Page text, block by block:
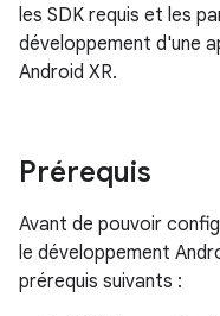
les SDK requis et les
développement d'une
Android XR.
Prérequis
Avant de pouvoir
le développement
prérequis suivants :